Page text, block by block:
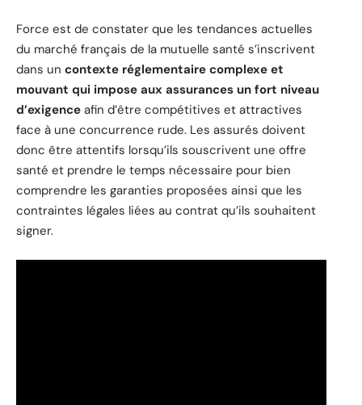
Force est de constater que les tendances actuelles
du marché français de la mutuelle santé s’inscrivent
dans un contexte réglementaire complexe et
mouvant qui impose aux assurances un fort niveau
d’exigence afin d’être compétitives et attractives
face à une concurrence rude. Les assurés doivent
donc être attentifs lorsqu’ils souscrivent une offre
santé et prendre le temps nécessaire pour bien
comprendre les garanties proposées ainsi que les
contraintes légales liées au contrat qu’ils souhaitent
signer.